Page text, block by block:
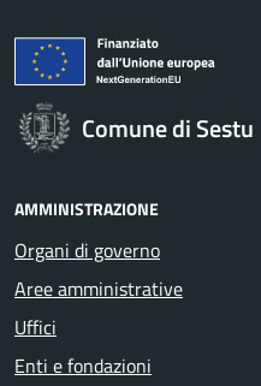
Comune di Sestu
AMMINISTRAZIONE
Organi di governo
Aree amministrative
Uffici
Enti e fondazioni